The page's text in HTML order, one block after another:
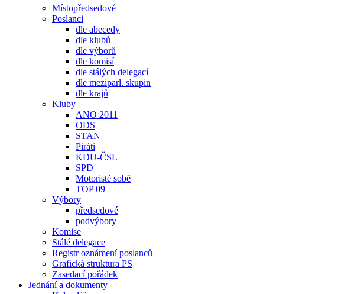
Místopředsedové
Poslanci
dle abecedy
dle klubů
dle výborů
dle komisí
dle stálých delegací
dle meziparl. skupin
dle krajů
Kluby
ANO 2011
ODS
STAN
Piráti
KDU-ČSL
SPD
Motoristé sobě
TOP 09
Výbory
předsedové
podvýbory
Komise
Stálé delegace
Registr oznámení poslanců
Grafická struktura PS
Zasedací pořádek
Jednání a dokumenty